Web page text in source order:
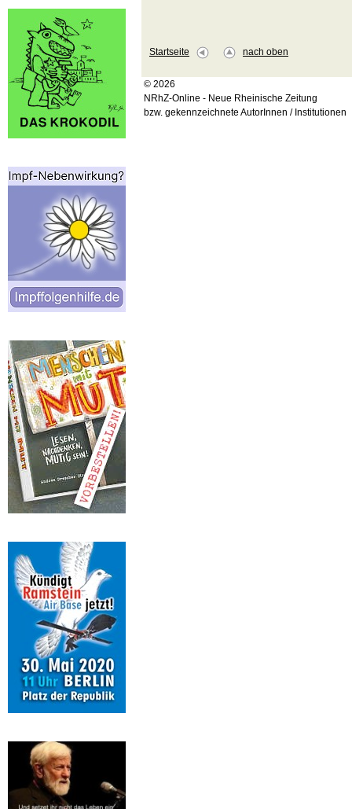
Startseite nach oben
© 2026
NRhZ-Online - Neue Rheinische Zeitung
bzw. gekennzeichnete AutorInnen / Institutionen